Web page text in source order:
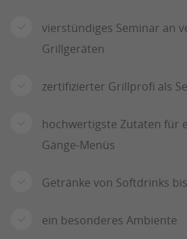
vierstündiges Seminar an
Grillgeräten
zertifizierter Grillprofi als
hochwertigste Zutaten für
Gänge-Menüs
Getränke von Softdrinks
ein besonderes Ambiente